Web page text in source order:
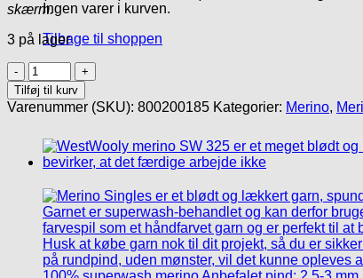
Ingen varer i kurven.
Tilbage til shoppen
skærm.
3 på lager
Merino
Single
SW
#Høst
antal
Tilføj til kurv
Varenummer (SKU): 800200185 Kategorier: Merino,